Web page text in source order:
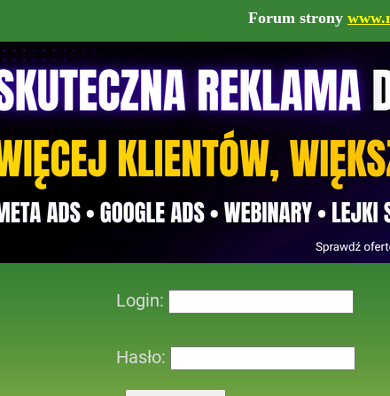
Forum strony
Login:
Hasło: